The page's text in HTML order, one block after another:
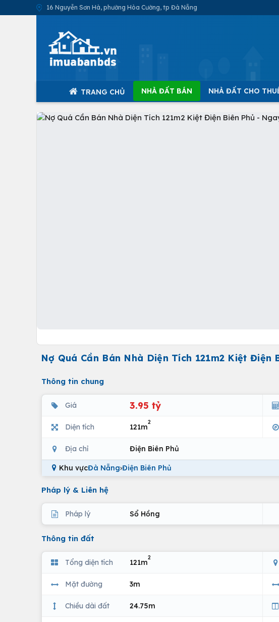
16 Nguyễn Sơn Hà, phường Hòa Cường, tp Đà Nẵng
TRANG CHỦ NHÀ ĐẤT BÁN NHÀ ĐẤT CHO
Nợ Quá Cần Bán Nhà Diện Tích 121m2 Kiệt
Thông tin chung
Giá 3.95 tỷ
Diện tích 121m
2
Địa chỉ Điện Biên Phủ
Khu vựcĐà Nẵng›Điện Biên Phủ
Pháp lý & Liên hệ
Pháp lý Sổ Hồng
Thông tin đất
Tổng diện tích 121m
2
Mặt đường 3m
Chiều dài đất 24.75m